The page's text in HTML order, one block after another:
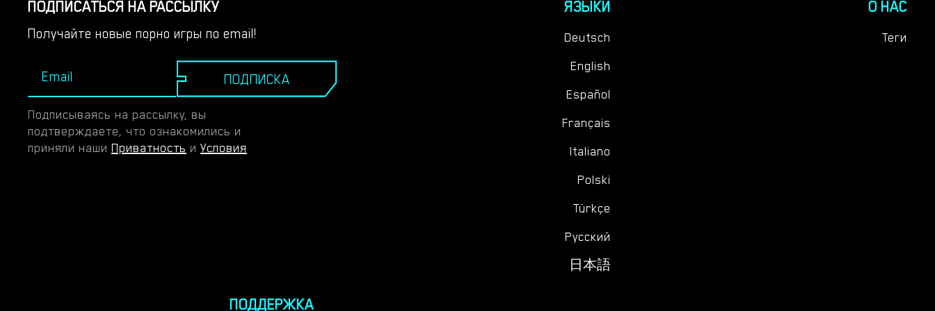
ПОДПИСАТЬСЯ НА РАССЫЛКУ
Получайте новые порно игры по email!
ПОДПИСКА
Подписываясь на рассылку, вы
подтверждаете, что ознакомились и
приняли наши Приватность и Условия
ЯЗЫКИ
Deutsch
English
Español
Français
Italiano
Polski
Türkçe
Русский
日本語
О НАС
Теги
ПОДДЕРЖКА